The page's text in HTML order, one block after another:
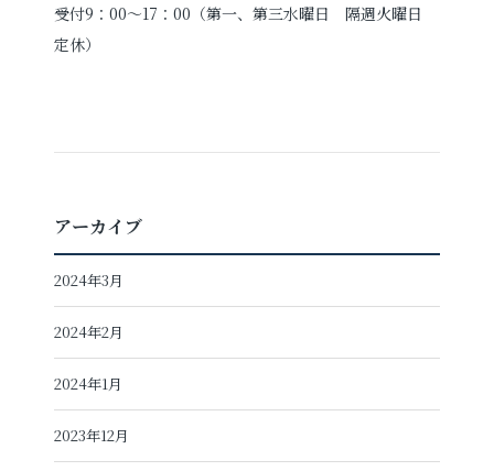
受付9：00～17：00（第一、第三水曜日 隔週火曜日
定休）
アーカイブ
2024年3月
2024年2月
2024年1月
2023年12月